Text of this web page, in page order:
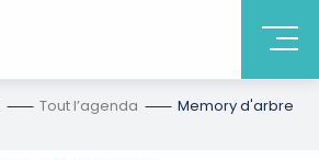
Tout l’agenda Memory d'arbre